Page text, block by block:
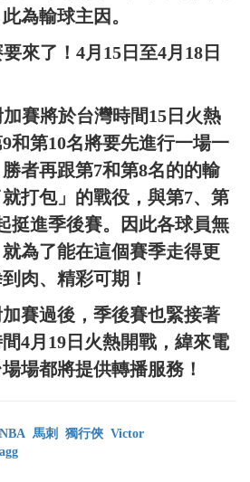
為輸球主因。
來了！4月15日至4月18日
賽將於台灣時間15日火熱
和第10名將要先進行一場一
者再跟第7和第8名的的輸
打包」的戰役，與第7、第
挺進季後賽。因此各球員無
為了能在這個賽季走得更
肉、精彩可期！
賽過後，季後賽也緊接著
4月19日火熱開戰，緯來電
場都將提供轉播服務！
NBA 馬刺 獨行俠 Victor